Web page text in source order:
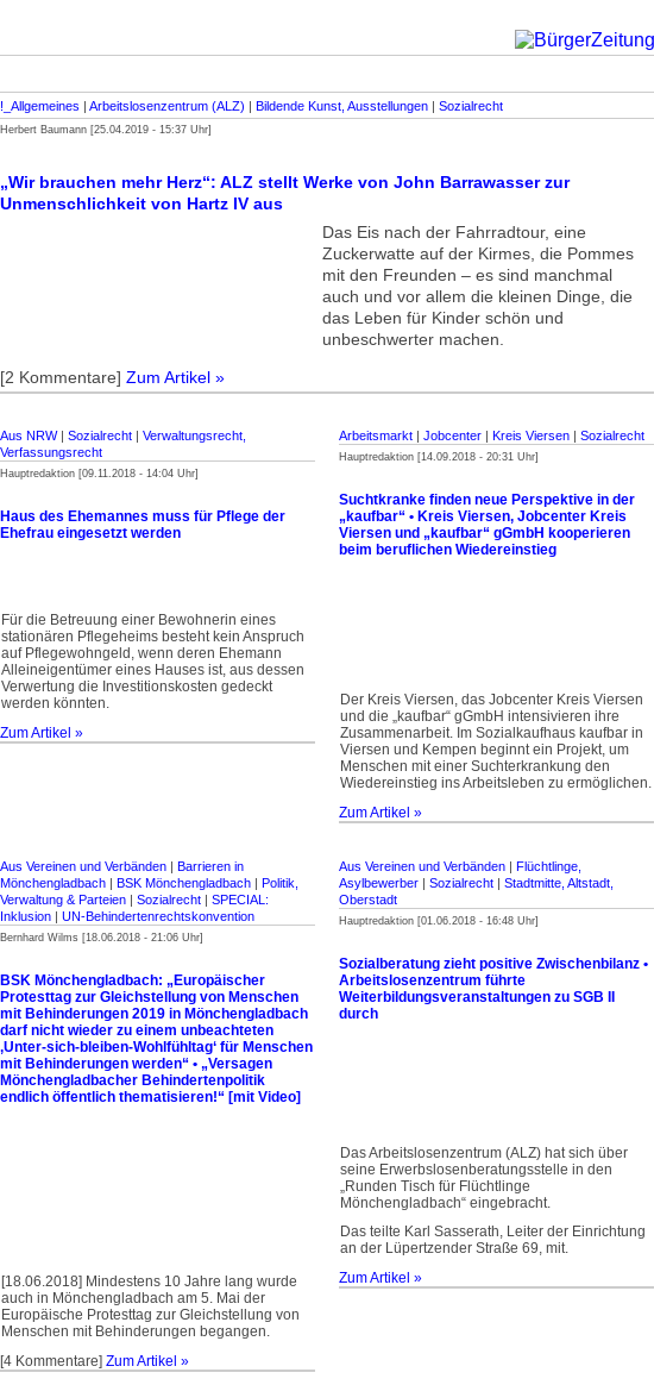
!_Allgemeines | Arbeitslosenzentrum (ALZ) | Bildende Kunst, Ausstellungen | Sozialrecht
Herbert Baumann [25.04.2019 - 15:37 Uhr]
„Wir brauchen mehr Herz“: ALZ stellt Werke von John Barrawasser zur
Unmenschlichkeit von Hartz IV aus
Das Eis nach der Fahrradtour, eine
Zuckerwatte auf der Kirmes, die Pommes
mit den Freunden – es sind manchmal
auch und vor allem die kleinen Dinge, die
das Leben für Kinder schön und
unbeschwerter machen.
[2 Kommentare] Zum Artikel »
Aus NRW| Sozialrecht | Verwaltungsrecht,
Verfassungsrecht
Hauptredaktion [09.11.2018 - 14:04 Uhr]
Haus des Ehemannes muss für Pflege der
Ehefrau eingesetzt werden
Für die Betreuung einer Bewohnerin eines
stationären Pflegeheims besteht kein Anspruch
auf Pflegewohngeld, wenn deren Ehemann
Alleineigentümer eines Hauses ist, aus dessen
Verwertung die Investitionskosten gedeckt
werden könnten.
Zum Artikel »
Arbeitsmarkt | Jobcenter | Kreis Viersen | Sozialrecht
Hauptredaktion [14.09.2018 - 20:31 Uhr]
Suchtkranke finden neue Perspektive in der
„kaufbar“ • Kreis Viersen, Jobcenter Kreis
Viersen und „kaufbar“ gGmbH kooperieren
beim beruflichen Wiedereinstieg
Der Kreis Viersen, das Jobcenter Kreis Viersen
und die „kaufbar“ gGmbH intensivieren ihre
Zusammenarbeit. Im Sozialkaufhaus kaufbar in
Viersen und Kempen beginnt ein Projekt, um
Menschen mit einer Suchterkrankung den
Wiedereinstieg ins Arbeitsleben zu ermöglichen.
Zum Artikel »
Aus Vereinen und Verbänden | Barrieren in
Mönchengladbach | BSK Mönchengladbach | Politik,
Verwaltung & Parteien | Sozialrecht | SPECIAL:
Inklusion | UN-Behinderten­rechtskonvention
Bernhard Wilms [18.06.2018 - 21:06 Uhr]
BSK Mönchengladbach: „Europäischer
Protesttag zur Gleichstellung von Menschen
mit Behinderungen 2019 in Mönchengladbach
darf nicht wieder zu einem unbeachteten
‚Unter-sich-bleiben-Wohlfühltag‘ für Menschen
mit Behinderungen werden“ • „Versagen
Mönchenglad­bacher Behindertenpolitik
endlich öffentlich thematisieren!“ [mit Video]
[18.06.2018] Mindestens 10 Jahre lang wurde
auch in Mönchengladbach am 5. Mai der
Europäische Protesttag zur Gleichstellung von
Menschen mit Behinderungen begangen.
[4 Kommentare] Zum Artikel »
Aus Vereinen und Verbänden | Flüchtlinge,
Asylbewerber | Sozialrecht | Stadtmitte, Altstadt,
Oberstadt
Hauptredaktion [01.06.2018 - 16:48 Uhr]
Sozialberatung zieht positive Zwischenbilanz •
Arbeitslosenzentrum führte
Weiterbildungsveranstaltungen zu SGB II
durch
Das Arbeitslosenzentrum (ALZ) hat sich über
seine Erwerbslosen­beratungs­stelle in den
„Runden Tisch für Flüchtlinge
Mönchengladbach“ eingebracht.
Das teilte Karl Sasserath, Leiter der Einrichtung
an der Lüpertzender Straße 69, mit.
Zum Artikel »